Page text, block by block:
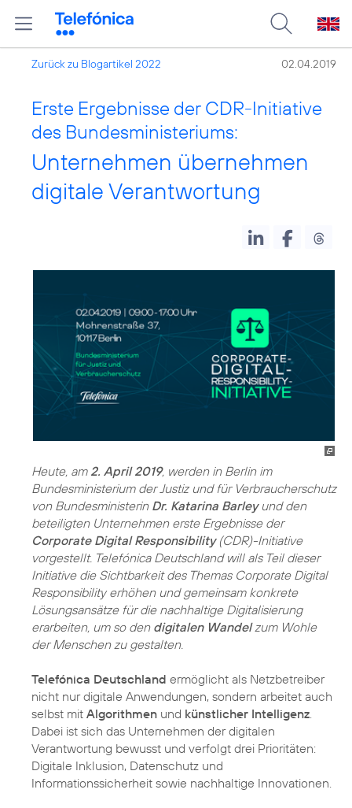
Zurück zu Blogartikel 2022 02.04.2019
Erste Ergebnisse der CDR-Initiative
des Bundesministeriums:
Unternehmen übernehmen
digitale Verantwortung
Heute, am 2. April 2019, werden in Berlin im
Bundesministerium der Justiz und für Verbraucherschutz
von Bundesministerin Dr. Katarina Barleyund den
beteiligten Unternehmen erste Ergebnisse der
Corporate Digital Responsibility(CDR)-Initiative
vorgestellt. Telefónica Deutschland will als Teil dieser
Initiative die Sichtbarkeit des Themas Corporate Digital
Responsibility erhöhen und gemeinsam konkrete
Lösungsansätze für die nachhaltige Digitalisierung
erarbeiten, um so den digitalen Wandelzum Wohle
der Menschen zu gestalten.
Telefónica Deutschland ermöglicht als Netzbetreiber
nicht nur digitale Anwendungen, sondern arbeitet auch
selbst mit Algorithmen und künstlicher Intelligenz
Dabei ist sich das Unternehmen der digitalen
Verantwortung bewusst und verfolgt drei Prioritäten:
Digitale Inklusion, Datenschutz und
Informationssicherheit sowie nachhaltige Innovationen.